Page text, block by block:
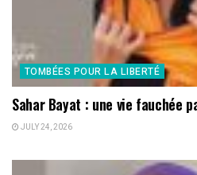
TOMBÉES POUR LA LIBERTÉ
Sahar Bayat : une vie fauchée
JULY 24, 2026